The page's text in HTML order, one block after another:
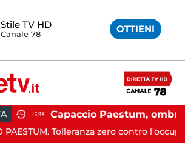
Stile TV HD
Canale 78 OTTIENI
15:38
Tolleranza zero contro l'occupazione